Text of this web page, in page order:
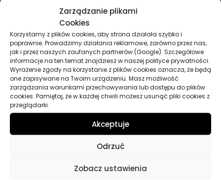
Zarządzanie plikami
Cookies
Korzystamy z plików cookies, aby strona działała szybko i
poprawnie. Prowadzimy działania reklamowe, zarówno przez nas,
jak i przez naszych zaufanych partnerów (Google). Szczegółowe
informacje na ten temat znajdziesz w naszej polityce prywatności.
Wyrażenie zgody na korzystanie z plików cookies oznacza, że będą
one zapisywane na Twoim urządzeniu. Masz możliwość
zarządzania warunkami przechowywania lub dostępu do plików
cookies. Pamiętaj, że w każdej chwili możesz usunąć pliki cookies z
przeglądarki.
Akceptuje
Odrzuć
Zobacz ustawienia
Dokładnie wymieszać 3 min. przed użyciem
Aplikować w 2-3 warstwach z odległości 15-20 cm
Czas odparowania pomiędzy warstwami 5-10 min
Czas schnięcia: ok. 12h w temperaturze 20°C.
Po użyciu przedmuchać dyszę
Parametry techniczne
400 ml
Boll